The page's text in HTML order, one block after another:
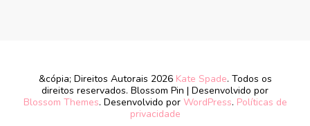
&cópia; Direitos Autorais 2026 Kate Spade. Todos os
direitos reservados. Blossom Pin | Desenvolvido por
Blossom Themes. Desenvolvido por WordPress. Políticas de
privacidade